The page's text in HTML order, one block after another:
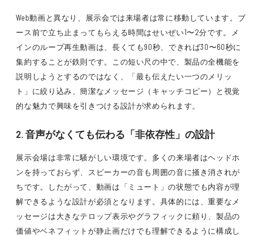
Web動画と異なり、展示会では来場者は常に移動しています。ブ
ース前で立ち止まってもらえる時間はせいぜい1〜2分です。メ
インのループ再生動画は、長くても90秒、できれば30〜60秒に
集約することが鉄則です。この短い尺の中で、製品の全機能を
説明しようとするのではなく、「最も伝えたい一つのメリッ
ト」に絞り込み、簡潔なメッセージ（キャッチコピー）と視覚
的な魅力で興味を引きつける設計が求められます。
2. 音声がなくても伝わる「非依存性」の設計
展示会場は非常に騒がしい環境です。多くの来場者はヘッドホ
ンを持っておらず、スピーカーの音も周囲の音に掻き消されが
ちです。したがって、動画は「ミュート」の状態でも内容が理
解できるような設計が必須となります。具体的には、重要なメ
ッセージは大きなテロップ表示やグラフィックに頼り、製品の
価値やベネフィットが静止画だけでも理解できるように構成し